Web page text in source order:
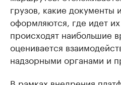
грузов, какие документы
оформляются, где идет
происходят наибольшие
оценивается
надзорными органами и